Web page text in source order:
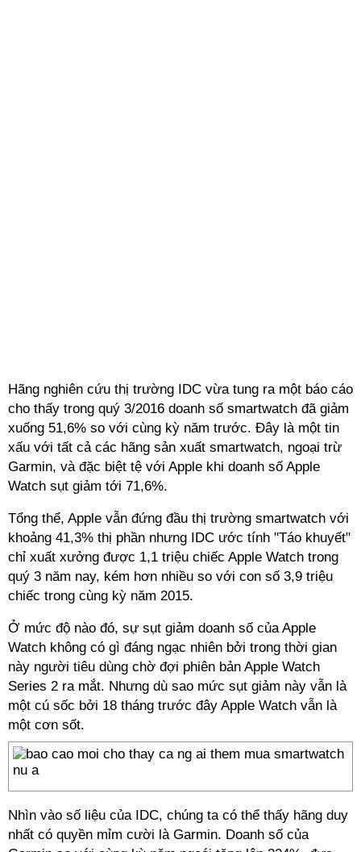
Hãng nghiên cứu thị trường IDC vừa tung ra một báo cáo
cho thấy trong quý 3/2016 doanh số smartwatch đã giảm
xuống 51,6% so với cùng kỳ năm trước. Đây là một tin
xấu với tất cả các hãng sản xuất smartwatch, ngoại trừ
Garmin, và đặc biệt tệ với Apple khi doanh số Apple
Watch sụt giảm tới 71,6%.
Tổng thể, Apple vẫn đứng đầu thị trường smartwatch với
khoảng 41,3% thị phần nhưng IDC ước tính "Táo khuyết"
chỉ xuất xưởng được 1,1 triệu chiếc Apple Watch trong
quý 3 năm nay, kém hơn nhiều so với con số 3,9 triệu
chiếc trong cùng kỳ năm 2015.
Ở mức độ nào đó, sự sụt giảm doanh số của Apple
Watch không có gì đáng ngạc nhiên bởi trong thời gian
này người tiêu dùng chờ đợi phiên bản Apple Watch
Series 2 ra mắt. Nhưng dù sao mức sụt giảm này vẫn là
một cú sốc bởi 18 tháng trước đây Apple Watch vẫn là
một cơn sốt.
Nhìn vào số liệu của IDC, chúng ta có thể thấy hãng duy
nhất có quyền mỉm cười là Garmin. Doanh số của